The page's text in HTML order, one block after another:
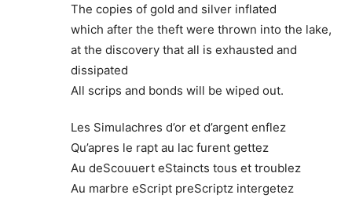
The copies of gold and silver inflated
which after the theft were thrown into the lake,
at the discovery that all is exhausted and
dissipated
All scrips and bonds will be wiped out.
Les Simulachres d’or et d’argent enflez
Qu’apres le rapt au lac furent gettez
Au deScouuert eStaincts tous et troublez
Au marbre eScript preScriptz intergetez